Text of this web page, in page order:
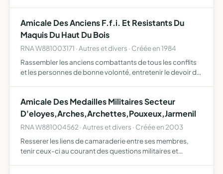
Amicale Des Anciens F.f.i. Et Resistants Du
Maquis Du Haut Du Bois
RNA W881003171 · Autres et divers · Créée en 1984
Rassembler les anciens combattants de tous les conflits
et les personnes de bonne volonté, entretenir le devoir de
Amicale Des Medailles Militaires Secteur
D'eloyes,Arches,Archettes,Pouxeux,Jarmenil
RNA W881004562 · Autres et divers · Créée en 2003
Resserer les liens de camaraderie entre ses membres,
tenir ceux-ci au courant des questions militaires et